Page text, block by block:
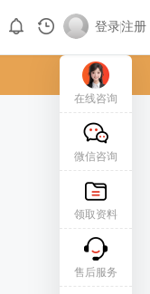
登录|注册
在线咨询
微信咨询
领取资料
售后服务